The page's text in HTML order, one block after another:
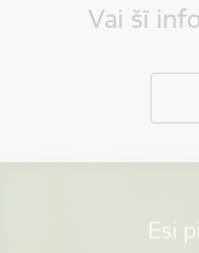
Vai šī
Esi